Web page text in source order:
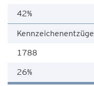
42%
Kennzeichenentzüge
1788
26%